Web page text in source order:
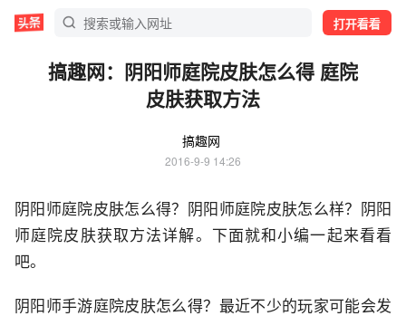
打开看看
搞趣网：阴阳师庭院皮肤怎么得 庭院
皮肤获取方法
搞趣网
2016-9-9 14:26
阴阳师庭院皮肤怎么得？阴阳师庭院皮肤怎么样？阴阳
师庭院皮肤获取方法详解。下面就和小编一起来看看
吧。
阴阳师手游庭院皮肤怎么得？最近不少的玩家可能会发